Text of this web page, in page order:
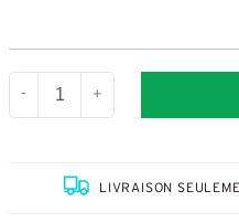
- +
LIVRAISON